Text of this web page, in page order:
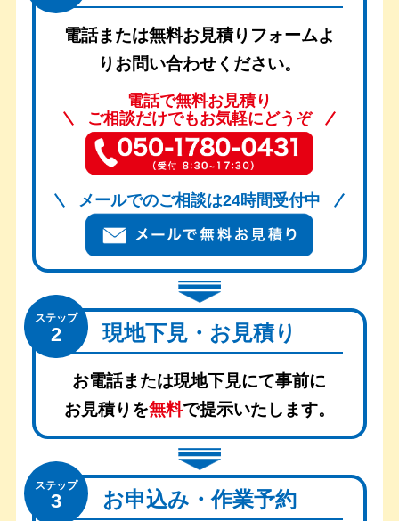
電話または無料お見積りフォームよ
りお問い合わせください。
電話で無料お見積り
ご相談だけでもお気軽にどうぞ
メールでのご相談は24時間受付中
ステップ
2 現地下見・お見積り
お電話または現地下見にて事前に
お見積りを無料で提示いたします。
ステップ
3 お申込み・作業予約